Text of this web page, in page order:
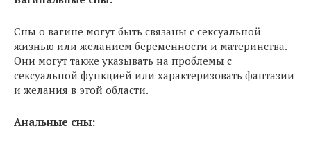
Сны о вагине могут быть связаны с сексуальной
жизнью или желанием беременности и материнства.
Они могут также указывать на проблемы с
сексуальной функцией или характеризовать фантазии
и желания в этой области.
Анальные сны: